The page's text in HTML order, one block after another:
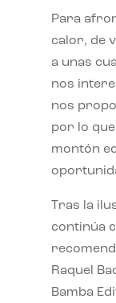
Para
calor, de
a unas
nos
nos
por lo
montón
Tras la
continúa
Raquel
Bamba